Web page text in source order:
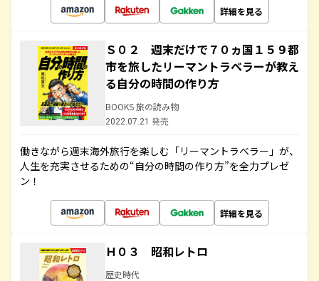
詳細を見る
Ｓ０２ 週末だけで７０ヵ国１５９都
市を旅したリーマントラベラーが教え
る自分の時間の作り方
BOOKS 旅の読み物
2022.07.21 発売
働きながら週末海外旅行を楽しむ「リーマントラベラー」が、
人生を充実させるための“自分の時間の作り方”を全力プレゼ
ン！
詳細を見る
Ｈ０３ 昭和レトロ
歴史時代